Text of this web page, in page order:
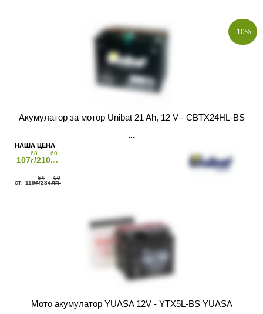
-10%
Акумулатор за мотор Unibat 21 Ah, 12 V - CBTX24HL-BS
107
68
€/210
60
лв.
119
64
€/234
00
ЛВ.
Мото акумулатор YUASA 12V - YTX5L-BS YUASA